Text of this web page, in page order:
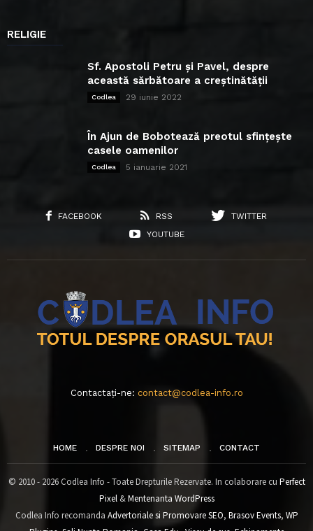
RELIGIE
Sf. Apostoli Petru și Pavel, despre
această sărbătoare a creștinătății
Codlea 29 iunie 2022
În Ajun de Bobotează preotul sfințește
casele oamenilor
Codlea 5 ianuarie 2021
FACEBOOK RSS
TWITTER
YOUTUBE
Contactați-ne: contact@codlea-info.ro
HOME DESPRE NOI SITEMAP CONTACT
© 2010 - 2026 Codlea Info - Toate Drepturile Rezervate. In colaborare cu Perfect
Pixel&Mentenanta WordPress
Codlea Info recomanda Advertoriale si Promovare SEO, Brasov Events, WP